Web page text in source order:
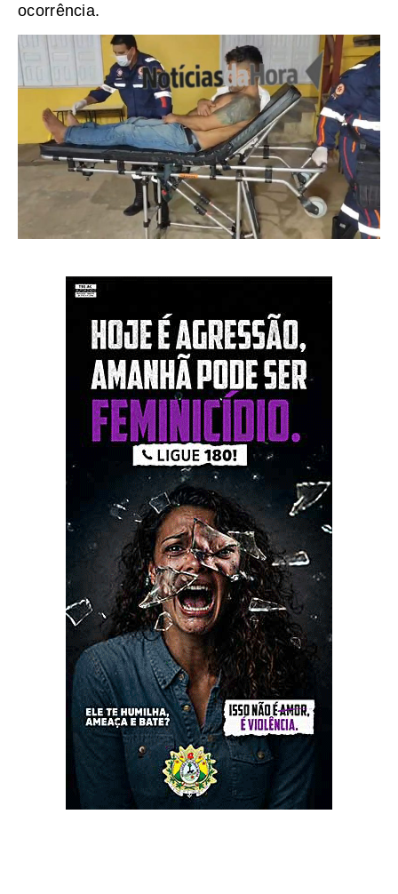
ocorrência.